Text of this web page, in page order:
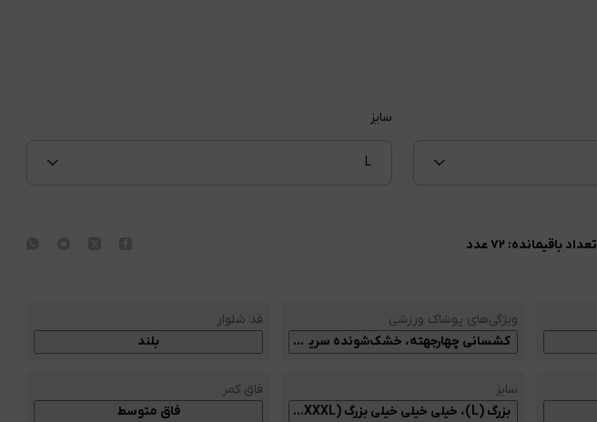
سایز
L
تعداد باقیمانده: ۷۲ عدد
ویژگی‌های پوشاک ورزشی
کشسانی چهارجهته، خشک‌شونده سریع، کمر قابل تنظیم
قد شلوار
بلند
سایز
بزرگ (L)، خیلی خیلی خیلی بزرگ (XXXL)، خیلی خیلی بزرگ (XXL)، خیلی بزرگ (XL)
فاق کمر
فاق متوسط